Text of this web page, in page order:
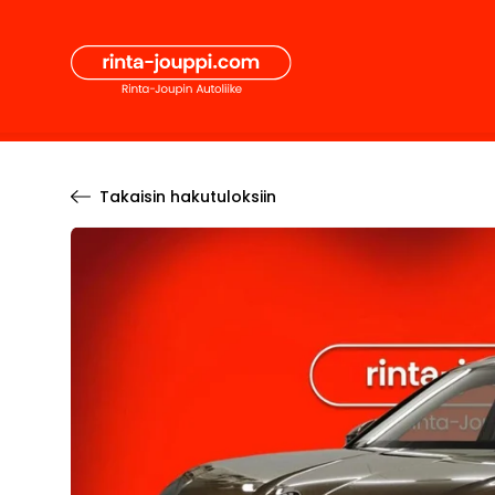
sisältöön
Takaisin hakutuloksiin